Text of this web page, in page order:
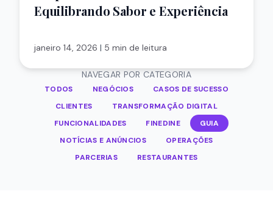
Equilibrando Sabor e Experiência
janeiro 14, 2026 | 5 min de leitura
NAVEGAR POR CATEGORIA
TODOS NEGÓCIOS
CASOS DE SUCESSO
CLIENTES
TRANSFORMAÇÃO DIGITAL
FUNCIONALIDADES
FINEDINE
GUIA
NOTÍCIAS E ANÚNCIOS
OPERAÇÕES
PARCERIAS
RESTAURANTES